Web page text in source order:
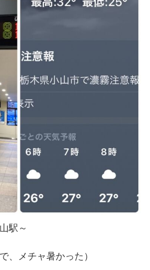
駅～
、メチャ暑かった）